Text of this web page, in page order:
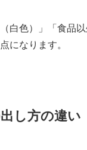
白色）」「食品
になります。
し方の違い